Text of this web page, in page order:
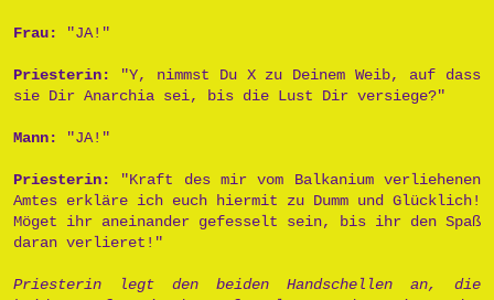
Frau: "JA!"
Priesterin:
"Y, nimmst Du X zu Deinem Weib, auf dass
sie Dir Anarchia sei, bis die Lust Dir versiege?"
Mann: "JA!"
Priesterin:
"Kraft des mir vom Balkanium verliehenen
Amtes erkläre ich euch hiermit zu Dumm und Glücklich!
Möget ihr aneinander gefesselt sein, bis ihr den Spaß
daran verlieret!"
Priesterin legt den beiden Handschellen an, die